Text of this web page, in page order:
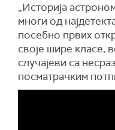
„Историја
многи од
посебно првих
своје шире класе,
случајеви са
посматрачким